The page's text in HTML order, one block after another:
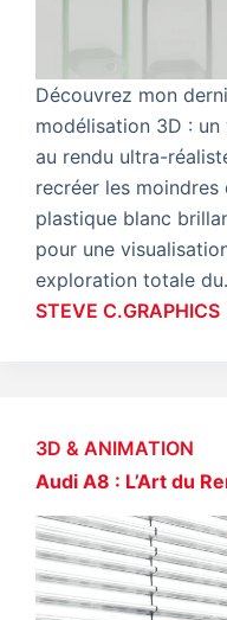
Découvrez mon
modélisation 3D :
au rendu ultra-
recréer les
plastique blanc
pour une
exploration totale
STEVE C.GRAPHICS
3D & ANIMATION
Audi A8 : L’Art du